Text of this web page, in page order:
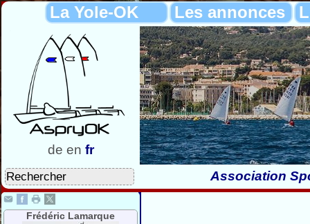
La Yole-OK Les annonces
de en fr
Association
Frédéric Lamarque